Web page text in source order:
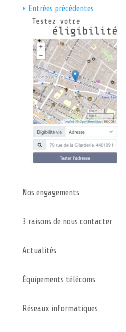
« Entrées précédentes
Nos engagements
3 raisons de nous contacter
Actualités
Équipements télécoms
Réseaux informatiques